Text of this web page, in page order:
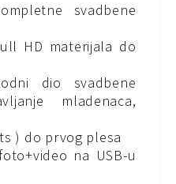
svadbene
HD materijala do
dio svadbene
mladenaca,
) do prvog plesa
na USB-u